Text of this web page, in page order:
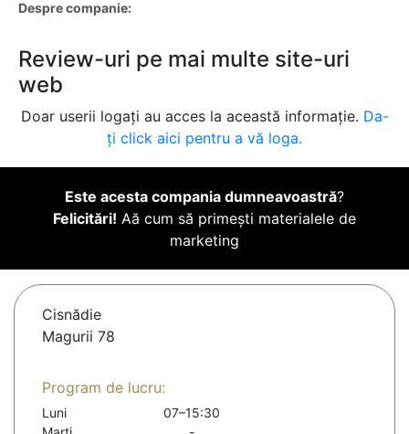
Despre companie:
Review-uri pe mai multe site-uri
web
Doar userii logați au acces la această informație. Da-
ți click aici pentru a vă loga.
Este acesta compania dumneavoastră?
Felicitări! Aă cum să primești materialele de
marketing
Cisnădie
Magurii 78
Program de lucru:
Luni
07–15:30